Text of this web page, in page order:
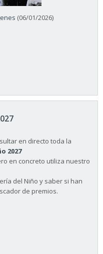
(06/01/2026)
en directo toda la
2027
en concreto utiliza nuestro
del Niño y saber si han
de premios.